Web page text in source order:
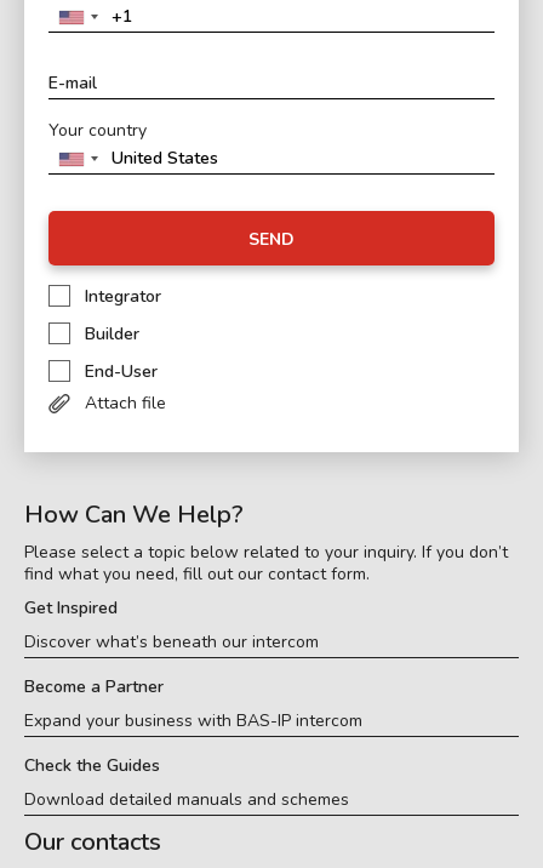
Your country
SEND
Integrator
Builder
End-User
Attach file
How Can We Help?
Please select a topic below related to your inquiry. If you don’t
find what you need, fill out our contact form.
Get Inspired
Discover what’s beneath our intercom
Become a Partner
Expand your business with BAS-IP intercom
Check the Guides
Download detailed manuals and schemes
Our contacts